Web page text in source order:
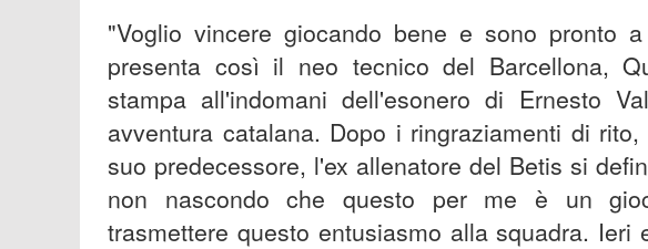
"Voglio vincere giocando bene e sono pronto
presenta così il neo tecnico del Barcellona,
stampa all'indomani dell'esonero di Ernesto
avventura catalana. Dopo i ringraziamenti di
suo predecessore, l'ex allenatore del Betis si
non nascondo che questo per me è un
trasmettere questo entusiasmo alla squadra.